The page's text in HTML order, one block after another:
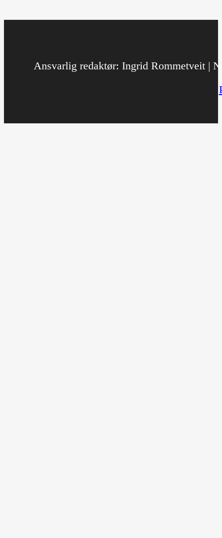
Ansvarlig redaktør: Ingrid Rommetveit |